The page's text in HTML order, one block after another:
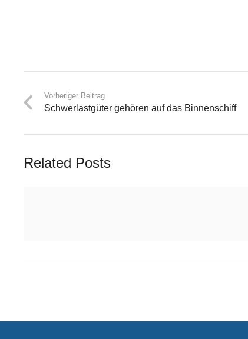
Vorheriger Beitrag
Schwerlastgüter gehören auf das Binnenschiff
Related Posts